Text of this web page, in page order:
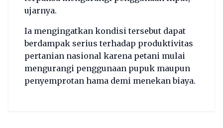
ujarnya.
Ia mengingatkan kondisi tersebut dapat
berdampak serius terhadap produktivitas
pertanian nasional karena petani mulai
mengurangi penggunaan pupuk maupun
penyemprotan hama demi menekan biaya.